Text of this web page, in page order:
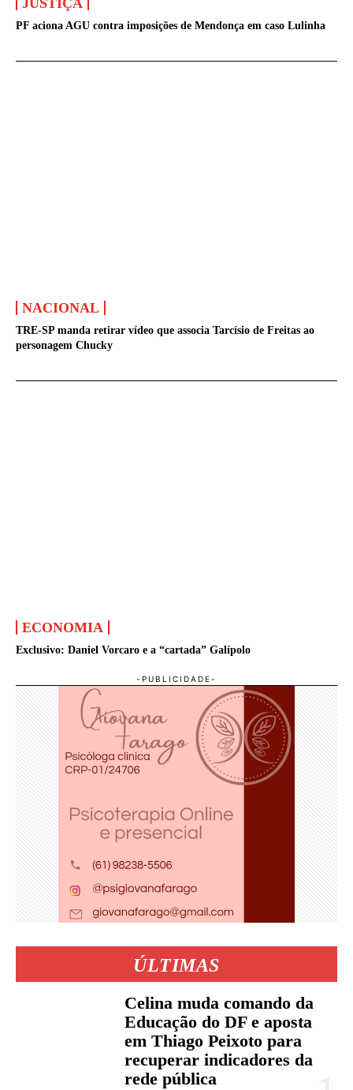
JUSTIÇA
PF aciona AGU contra imposições de Mendonça em caso Lulinha
NACIONAL
TRE-SP manda retirar vídeo que associa Tarcísio de Freitas ao
personagem Chucky
ECONOMIA
Exclusivo: Daniel Vorcaro e a “cartada” Galípolo
ÚLTIMAS
Celina muda comando da
Educação do DF e aposta
em Thiago Peixoto para
recuperar indicadores da
rede pública